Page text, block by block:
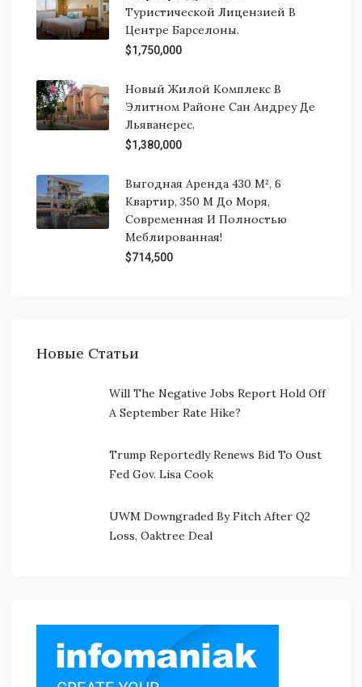
Туристической Лицензией В
Центре Барселоны.
$1,750,000
Новый Жилой Комплекс В
Элитном Районе Сан Андреу Де
Льяванерес.
$1,380,000
Выгодная Аренда 430 М², 6
Квартир, 350 М До Моря,
Современная И Полностью
Меблированная!
$714,500
Новые Статьи
Will The Negative Jobs Report Hold Off
A September Rate Hike?
Trump Reportedly Renews Bid To Oust
Fed Gov. Lisa Cook
UWM Downgraded By Fitch After Q2
Loss, Oaktree Deal